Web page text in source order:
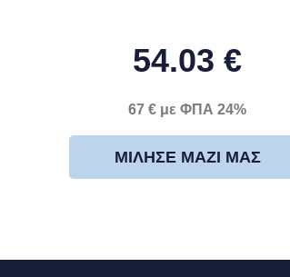
54.03 €
67 € με ΦΠΑ 24%
ΜΊΛΗΣΕ ΜΑΖΊ ΜΑΣ